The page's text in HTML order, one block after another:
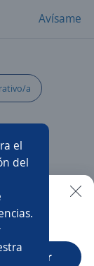
el
del
Avísame
a
Abrir